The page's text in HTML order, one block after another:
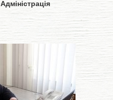
Адміністрація